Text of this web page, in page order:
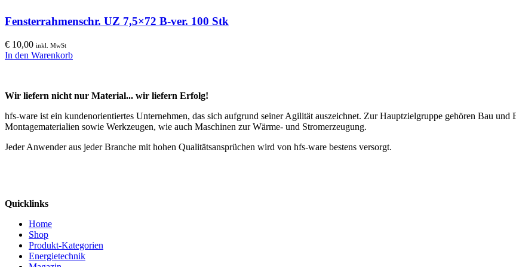
Fensterrahmenschr. UZ 7,5×72 B-ver. 100 Stk
€ 10,00 inkl. MwSt
In den Warenkorb
Wir liefern nicht nur Material... wir liefern Erfolg!
hfs-ware ist ein kundenorientiertes Unternehmen, das sich aufgrund seiner Agilität auszeichnet. Zur Hauptzielgruppe gehören Bau
Montagematerialien sowie Werkzeugen, wie auch Maschinen zur Wärme- und Stromerzeugung.
Jeder Anwender aus jeder Branche mit hohen Qualitätsansprüchen wird von hfs-ware bestens versorgt.
Quicklinks
Home
Shop
Produkt-Kategorien
Energietechnik